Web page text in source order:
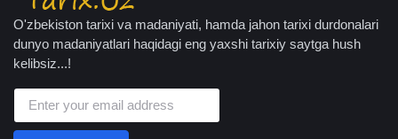
O'zbekiston tarixi va madaniyati, hamda jahon tarixi durdonalari
dunyo madaniyatlari haqidagi eng yaxshi tarixiy saytga hush
kelibsiz...!